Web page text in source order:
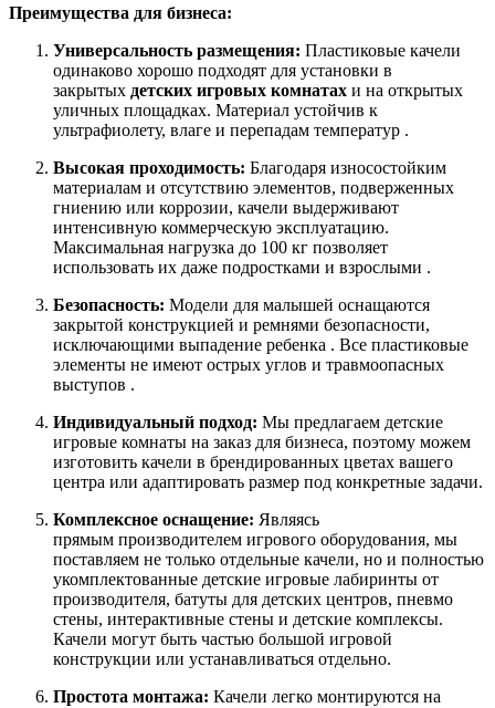
Преимущества для бизнеса:
Универсальность размещения: Пластиковые качели
одинаково хорошо подходят для установки в
закрытых детских игровых комнатах и на открытых
уличных площадках. Материал устойчив к
ультрафиолету, влаге и перепадам температур .
Высокая проходимость: Благодаря износостойким
материалам и отсутствию элементов, подверженных
гниению или коррозии, качели выдерживают
интенсивную коммерческую эксплуатацию.
Максимальная нагрузка до 100 кг позволяет
использовать их даже подростками и взрослыми .
Безопасность: Модели для малышей оснащаются
закрытой конструкцией и ремнями безопасности,
исключающими выпадение ребенка . Все пластиковые
элементы не имеют острых углов и травмоопасных
выступов .
Индивидуальный подход: Мы предлагаем детские
игровые комнаты на заказ для бизнеса, поэтому можем
изготовить качели в брендированных цветах вашего
центра или адаптировать размер под конкретные задачи.
Комплексное оснащение: Являясь
прямым производителем игрового оборудования, мы
поставляем не только отдельные качели, но и полностью
укомплектованные детские игровые лабиринты от
производителя, батуты для детских центров, пневмо
стены, интерактивные стены и детские комплексы.
Качели могут быть частью большой игровой
конструкции или устанавливаться отдельно.
Простота монтажа: Качели легко монтируются на